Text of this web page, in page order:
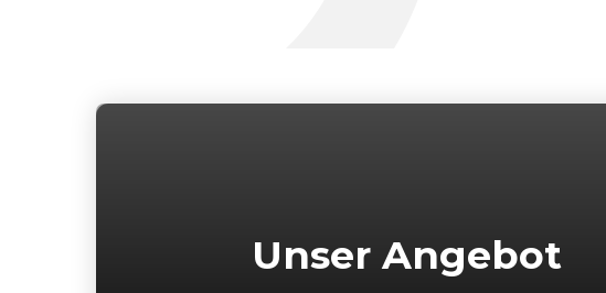
Unser Angebot